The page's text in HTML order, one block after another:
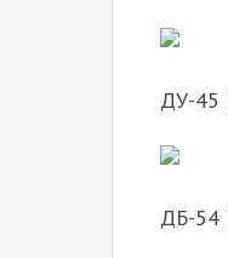
ДУ-45
ДБ-54